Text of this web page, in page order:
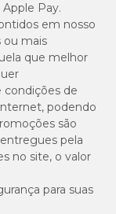
Pay.
em nosso
ou mais
que melhor
condições de
podendo
são
pela
no site, o valor
para suas